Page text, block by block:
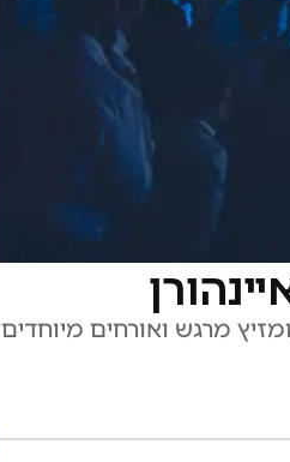
עם להיטים, קומזיץ מרגש ואורחים מיוחדים